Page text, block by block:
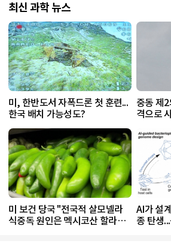
최신 과학 뉴스
미, 한반도서 자폭드론 첫 훈련...
한국 배치 가능성도?
중동 제
격으로
미 보건 당국 "전국적 살모넬라
식중독 원인은 멕시코산 할라피
AI가 설
종 탄생